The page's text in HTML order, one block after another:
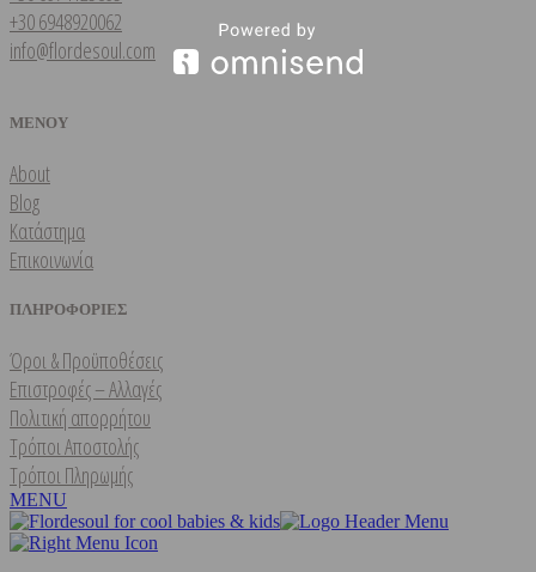
+30 6948920062
info@flordesoul.com
ΜΕΝΟΥ
About
Blog
Κατάστημα
Επικοινωνία
ΠΛΗΡΟΦΟΡΙΕΣ
Όροι & Προϋποθέσεις
Επιστροφές – Αλλαγές
Πολιτική απορρήτου
Τρόποι Αποστολής
Τρόποι Πληρωμής
MENU